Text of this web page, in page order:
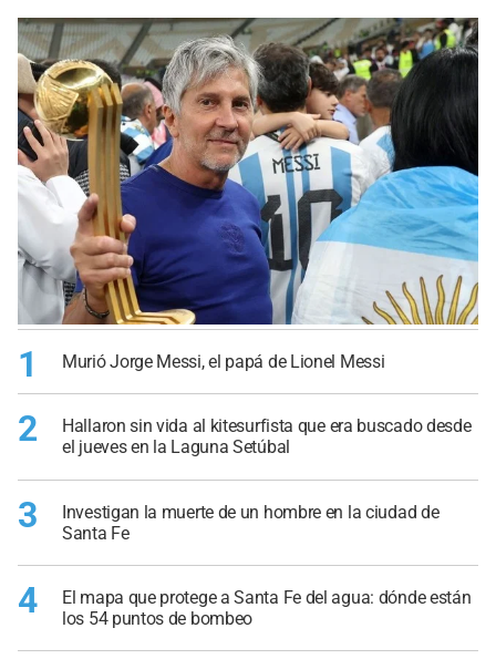
1 Murió Jorge Messi, el papá de Lionel Messi
2
Hallaron sin vida al kitesurfista que era buscado desde
el jueves en la Laguna Setúbal
3
Investigan la muerte de un hombre en la ciudad de
Santa Fe
4
El mapa que protege a Santa Fe del agua: dónde están
los 54 puntos de bombeo